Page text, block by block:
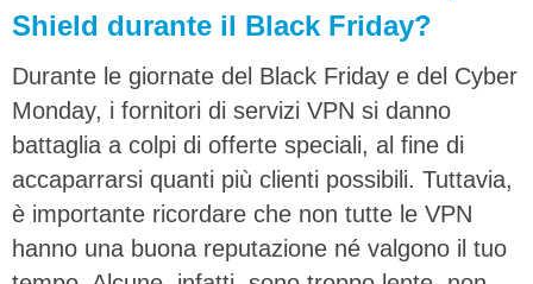
Shield durante il Black Friday?
Durante le giornate del Black Friday e del Cyber
Monday, i fornitori di servizi VPN si danno
battaglia a colpi di offerte speciali, al fine di
accaparrarsi quanti più clienti possibili. Tuttavia,
è importante ricordare che non tutte le VPN
hanno una buona reputazione né valgono il tuo